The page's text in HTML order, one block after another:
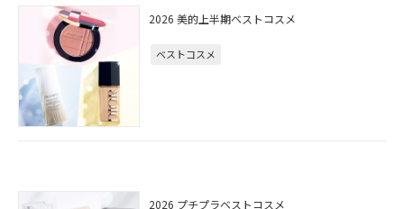
2026 美的上半期ベストコスメ
ベストコスメ
2026 プチプラベストコスメ